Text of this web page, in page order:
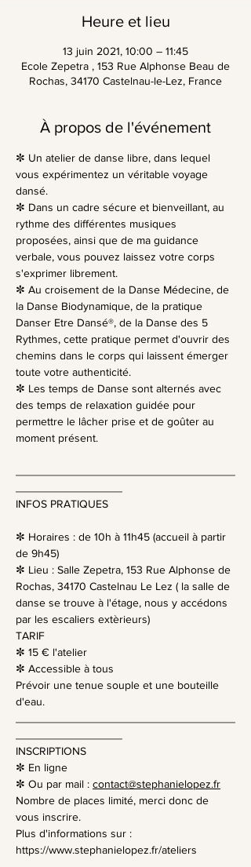
Heure et lieu
13 juin 2021, 10:00 – 11:45
Ecole Zepetra , 153 Rue Alphonse Beau de
Rochas, 34170 Castelnau-le-Lez, France
À propos de l'événement
✼ Un atelier de danse libre, dans lequel
vous expérimentez un véritable voyage
dansé.
✼ Dans un cadre sécure et bienveillant, au
rythme des différentes musiques
proposées, ainsi que de ma guidance
verbale, vous pouvez laissez votre corps
s'exprimer librement.
✼ Au croisement de la Danse Médecine, de
la Danse Biodynamique, de la pratique
Danser Etre Dansé®, de la Danse des 5
Rythmes, cette pratique permet d'ouvrir des
chemins dans le corps qui laissent émerger
toute votre authenticité.
✼ Les temps de Danse sont alternés avec
des temps de relaxation guidée pour
permettre le lâcher prise et de goûter au
moment présent.
INFOS PRATIQUES
✼ Horaires : de 10h à 11h45 (accueil à partir
de 9h45)
✼ Lieu : Salle Zepetra, 153 Rue Alphonse de
Rochas, 34170 Castelnau Le Lez ( la salle de
danse se trouve à l'étage, nous y accédons
par les escaliers extèrieurs)
TARIF
✼ 15 € l'atelier
✼ Accessible à tous
Prévoir une tenue souple et une bouteille
d'eau.
INSCRIPTIONS
✼ En ligne
✼ Ou par mail : contact@stephanielopez.fr
Nombre de places limité, merci donc de
vous inscrire.
Plus d'informations sur :
https://www.stephanielopez.fr/ateliers